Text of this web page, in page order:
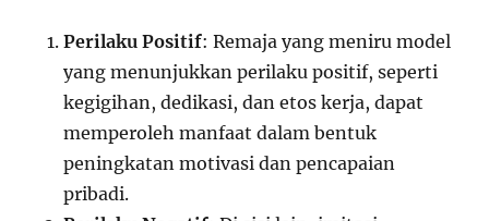
Perilaku Positif: Remaja yang meniru model
yang menunjukkan perilaku positif, seperti
kegigihan, dedikasi, dan etos kerja, dapat
memperoleh manfaat dalam bentuk
peningkatan motivasi dan pencapaian
pribadi.